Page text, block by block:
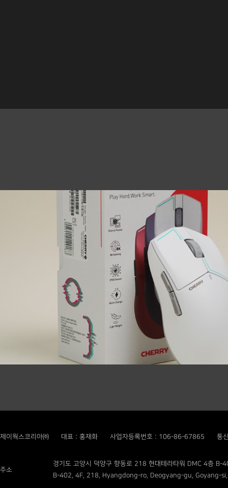
제이웍스코리아㈜ 대표 : 홍재화 사업자등록번호 : 106-86-67865 통
주소
경기도 고양시 덕양구 향동로 218 현대테라타워 DMC 4층 B-
B-402, 4F, 218, Hyangdong-ro, Deogyang-gu, Goyang-